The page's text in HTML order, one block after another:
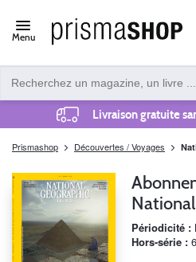
Open/close
navigation
Menu
Livraison gratuite
Prismashop Découvertes / Voyages
Périodicité :
Hors-série :